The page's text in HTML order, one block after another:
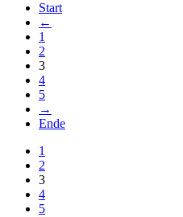
Start
←
1
2
3
4
5
→
Ende
1
2
3
4
5